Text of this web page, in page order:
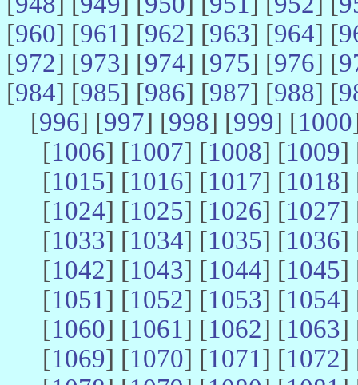
[960] [961] [962] [963] [964] [
[972] [973] [974] [975] [976] [
[984] [985] [986] [987] [988] [
[996] [997] [998] [999] [1000
[1006] [1007] [1008] [1009]
[1015] [1016] [1017] [1018]
[1024] [1025] [1026] [1027]
[1033] [1034] [1035] [1036]
[1042] [1043] [1044] [1045]
[1051] [1052] [1053] [1054]
[1060] [1061] [1062] [1063]
[1069] [1070] [1071] [1072]